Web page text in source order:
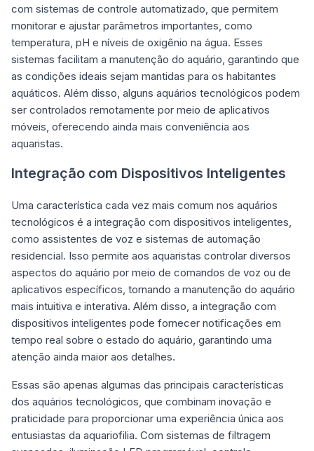
com sistemas de controle automatizado, que permitem
monitorar e ajustar parâmetros importantes, como
temperatura, pH e níveis de oxigênio na água. Esses
sistemas facilitam a manutenção do aquário, garantindo que
as condições ideais sejam mantidas para os habitantes
aquáticos. Além disso, alguns aquários tecnológicos podem
ser controlados remotamente por meio de aplicativos
móveis, oferecendo ainda mais conveniência aos
aquaristas.
Integração com Dispositivos Inteligentes
Uma característica cada vez mais comum nos aquários
tecnológicos é a integração com dispositivos inteligentes,
como assistentes de voz e sistemas de automação
residencial. Isso permite aos aquaristas controlar diversos
aspectos do aquário por meio de comandos de voz ou de
aplicativos específicos, tornando a manutenção do aquário
mais intuitiva e interativa. Além disso, a integração com
dispositivos inteligentes pode fornecer notificações em
tempo real sobre o estado do aquário, garantindo uma
atenção ainda maior aos detalhes.
Essas são apenas algumas das principais características
dos aquários tecnológicos, que combinam inovação e
praticidade para proporcionar uma experiência única aos
entusiastas da aquariofilia. Com sistemas de filtragem